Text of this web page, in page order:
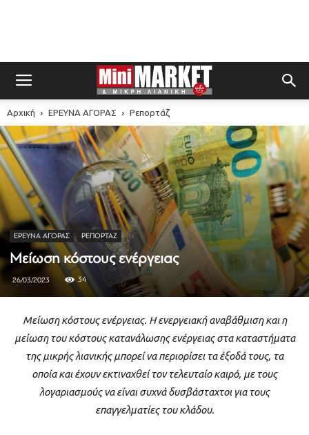
Αρχική ΕΡΕΥΝΑ ΑΓΟΡΑΣ Ρεπορτάζ
ΕΡΕΥΝΑ ΑΓΟΡΑΣ ΡΕΠΟΡΤΆΖ
Μείωση κόστους ενέργειας
26/03/2023 34
Μείωση κόστους ενέργειας. Η ενεργειακή αναβάθμιση και η
μείωση του κόστους κατανάλωσης ενέργειας στα καταστήματα
της μικρής λιανικής μπορεί να περιορίσει τα έξοδά τους, τα
οποία και έχουν εκτιναχθεί τον τελευταίο καιρό, με τους
λογαριασμούς να είναι συχνά δυσβάσταχτοι για τους
επαγγελματίες του κλάδου.